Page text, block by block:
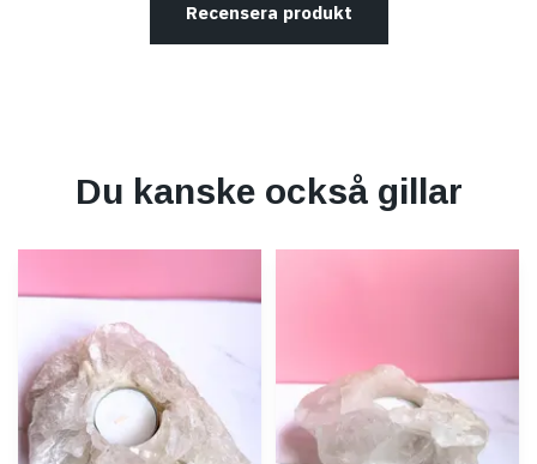
Recensera produkt
Du kanske också gillar